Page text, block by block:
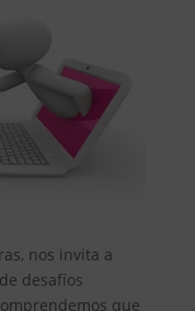
nos invita a
desafíos
que